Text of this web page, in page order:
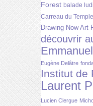
Forest balade
Carreau du Temple
Drawing Now Art
découvrir
Eugène Delâtre
Institut de
Laurent
Lucien Clergue